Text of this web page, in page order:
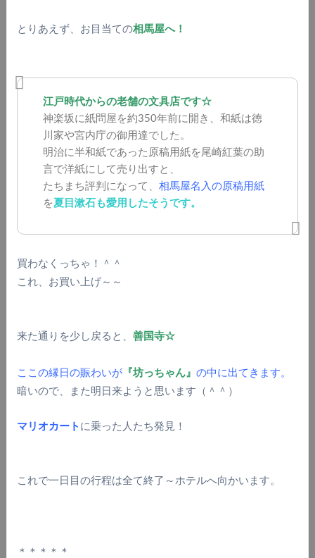
とりあえず、お目当ての相馬屋へ！
江戸時代からの老舗の文具店です☆
神楽坂に紙問屋を約350年前に開き、和紙は徳
川家や宮内庁の御用達でした。
明治に半和紙であった原稿用紙を尾崎紅葉の助
言で洋紙にして売り出すと、
たちまち評判になって、相馬屋名入の原稿用紙
を夏目漱石も愛用したそうです。
買わなくっちゃ！＾＾
これ、お買い上げ～～
来た通りを少し戻ると、 善国寺☆
ここの縁日の賑わいが『坊っちゃん』 の中に出てきます。
暗いので、また明日来ようと思います（＾＾）
マリオカート に乗った人たち発見！
これで一日目の行程は全て終了～ホテルへ向かいます。
＊＊＊＊＊